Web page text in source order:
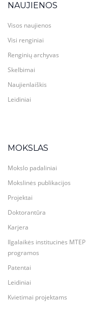
NAUJIENOS
Visos naujienos
Visi renginiai
Renginių archyvas
Skelbimai
Naujienlaiškis
Leidiniai
MOKSLAS
Mokslo padaliniai
Mokslinės publikacijos
Projektai
Doktorantūra
Karjera
Ilgalaikės institucinės MTEP
programos
Patentai
Leidiniai
Kvietimai projektams